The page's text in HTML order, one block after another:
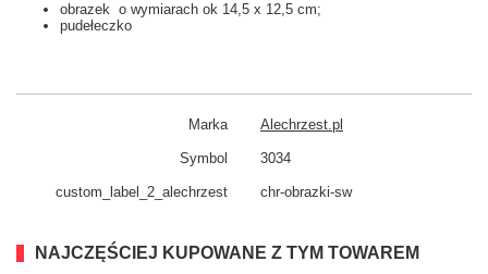
obrazek o wymiarach ok 14,5 x 12,5 cm;
pudełeczko
Marka Alechrzest.pl
Symbol 3034
custom_​label_​2_alechrzest chr-obrazki-sw
NAJCZĘŚCIEJ KUPOWANE Z TYM TOWAREM